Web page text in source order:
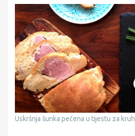
Uskršnja šunka pečena u tijestu za kruh